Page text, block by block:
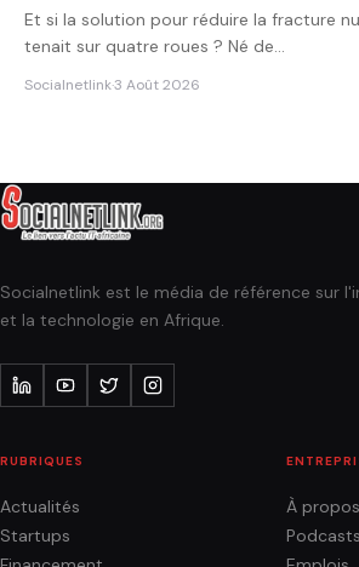
Et si la solution pour réduire la fracture
tenait sur quatre roues ? Né de…
Socialnetlink·3 Août 2026
Socialnetlink est le média de référence sur
et la technologie en Afrique.
RUBRIQUES
Actualités
Startups
À propos
Podcasts